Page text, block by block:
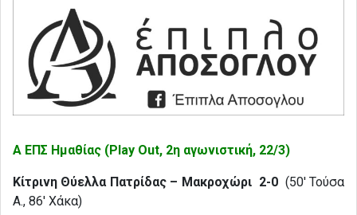
Α ΕΠΣ Ημαθίας (Play Out, 2η αγωνιστική, 22/3)
Κίτρινη Θύελλα Πατρίδας – Μακροχώρι 2-0 (50′ Τούσα
Α., 86′ Χάκα)